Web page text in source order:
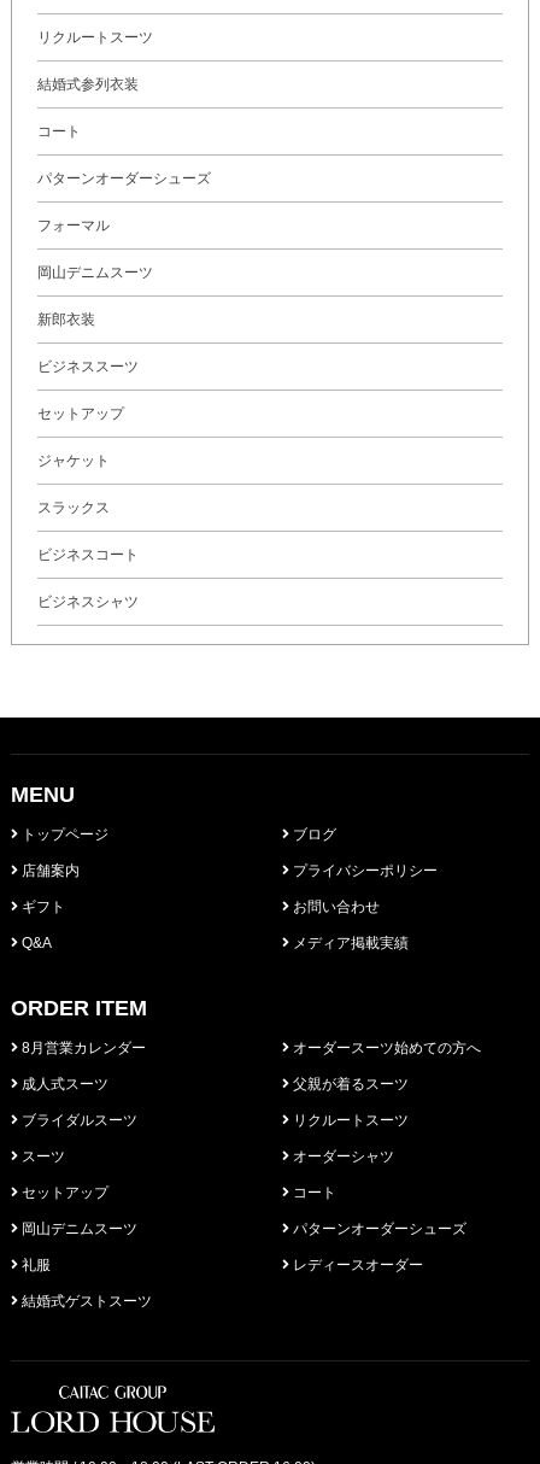
リクルートスーツ
結婚式参列衣装
コート
パターンオーダーシューズ
フォーマル
岡山デニムスーツ
新郎衣装
ビジネススーツ
セットアップ
ジャケット
スラックス
ビジネスコート
ビジネスシャツ
MENU
トップページ
店舗案内
ギフト
Q&A
ブログ
プライバシーポリシー
お問い合わせ
メディア掲載実績
ORDER ITEM
8月営業カレンダー
成人式スーツ
ブライダルスーツ
スーツ
セットアップ
岡山デニムスーツ
礼服
結婚式ゲストスーツ
オーダースーツ始めての方へ
父親が着るスーツ
リクルートスーツ
オーダーシャツ
コート
パターンオーダーシューズ
レディースオーダー